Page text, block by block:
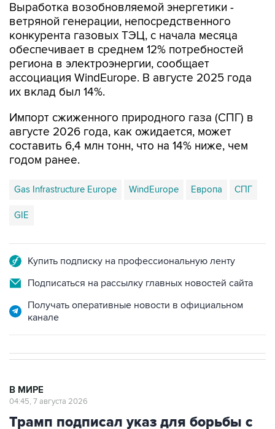
Выработка возобновляемой энергетики -
ветряной генерации, непосредственного
конкурента газовых ТЭЦ, с начала месяца
обеспечивает в среднем 12% потребностей
региона в электроэнергии, сообщает
ассоциация WindEurope. В августе 2025 года
их вклад был 14%.
Импорт сжиженного природного газа (СПГ) в
августе 2026 года, как ожидается, может
составить 6,4 млн тонн, что на 14% ниже, чем
годом ранее.
Gas Infrastructure Europe WindEurope Европа СПГ
GIE
Купить подписку на профессиональную ленту
Подписаться на рассылку главных новостей сайта
Получать оперативные новости в официальном
канале
В МИРЕ
04:45, 7 августа 2026
Трамп подписал указ для борьбы с